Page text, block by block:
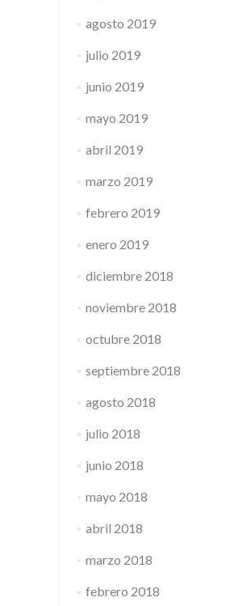
agosto 2019
julio 2019
junio 2019
mayo 2019
abril 2019
marzo 2019
febrero 2019
enero 2019
diciembre 2018
noviembre 2018
octubre 2018
septiembre 2018
agosto 2018
julio 2018
junio 2018
mayo 2018
abril 2018
marzo 2018
febrero 2018